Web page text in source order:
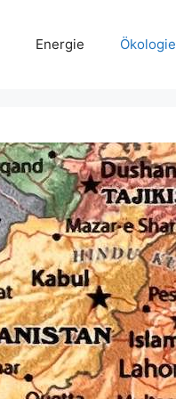
Energie Ökologie